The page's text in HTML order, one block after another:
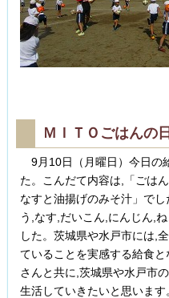
ＭＩＴＯごはんの
9月10日（月曜日）今日の
た。こんだて内容は,「ごは
なすと油揚げのみそ汁」で
う,なす,だいこん,にんじん,
した。茨城県や水戸市には,
ていることを実感する給食
さんと共に,茨城県や水戸市
生活していきたいと思います